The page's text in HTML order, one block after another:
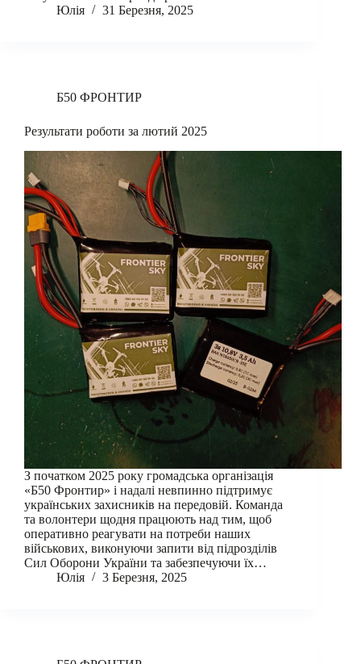
Юлія
31 Березня, 2025
Б50 ФРОНТИР
Результати роботи за лютий 2025
З початком 2025 року громадська організація
«Б50 Фронтир» і надалі невпинно підтримує
українських захисників на передовій. Команда
та волонтери щодня працюють над тим, щоб
оперативно реагувати на потреби наших
військових, виконуючи запити від підрозділів
Сил Оборони України та забезпечуючи їх…
Юлія
3 Березня, 2025